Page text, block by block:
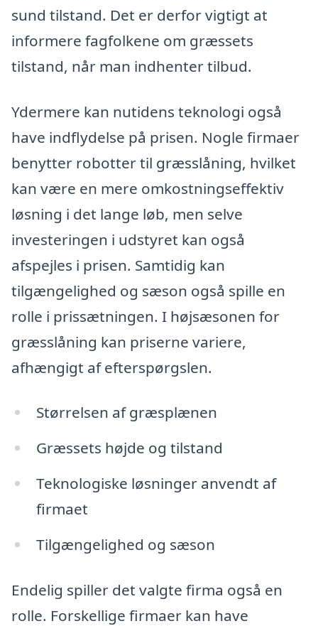
sund tilstand. Det er derfor vigtigt at
informere fagfolkene om græssets
tilstand, når man indhenter tilbud.
Ydermere kan nutidens teknologi også
have indflydelse på prisen. Nogle firmaer
benytter robotter til græsslåning, hvilket
kan være en mere omkostningseffektiv
løsning i det lange løb, men selve
investeringen i udstyret kan også
afspejles i prisen. Samtidig kan
tilgængelighed og sæson også spille en
rolle i prissætningen. I højsæsonen for
græsslåning kan priserne variere,
afhængigt af efterspørgslen.
Størrelsen af græsplænen
Græssets højde og tilstand
Teknologiske løsninger anvendt af
firmaet
Tilgængelighed og sæson
Endelig spiller det valgte firma også en
rolle. Forskellige firmaer kan have